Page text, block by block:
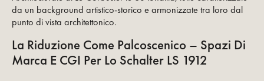
da un background artistico-storico e armonizzate tra loro dal
punto di vista architettonico.
La Riduzione Come Palcoscenico – Spazi Di
Marca E CGI Per Lo Schalter LS 1912